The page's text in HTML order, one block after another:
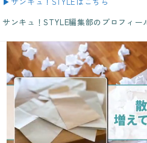
サンキュ！STYLE編集部のプロフィー